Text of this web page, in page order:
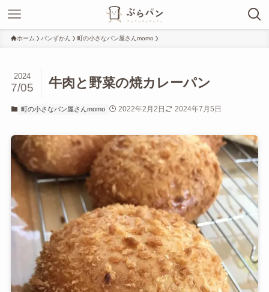
ホーム パンずかん 町の小さなパン屋さんmomo
牛肉と野菜の焼カレーパン
2024
7/05
町の小さなパン屋さんmomo 2022年2月2日 2024年7月5日